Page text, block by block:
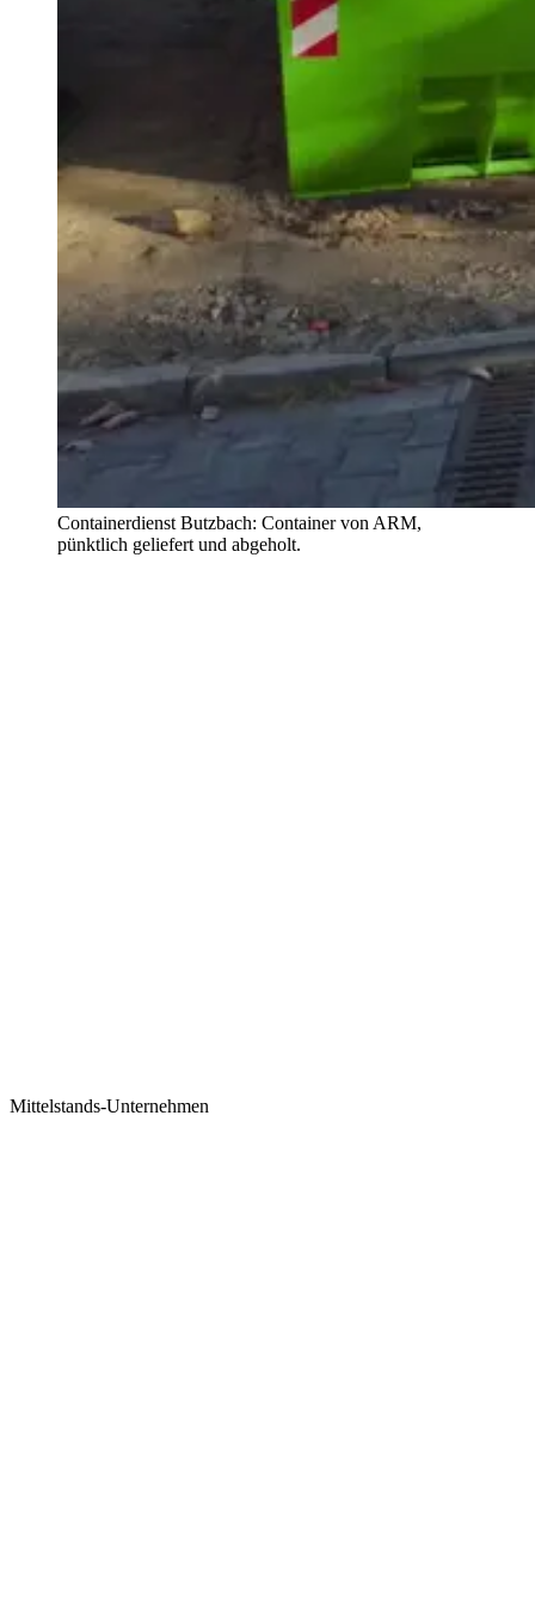
Containerdienst Butzbach: Container von ARM,
pünktlich geliefert und abgeholt.
Mittelstands-Unternehmen